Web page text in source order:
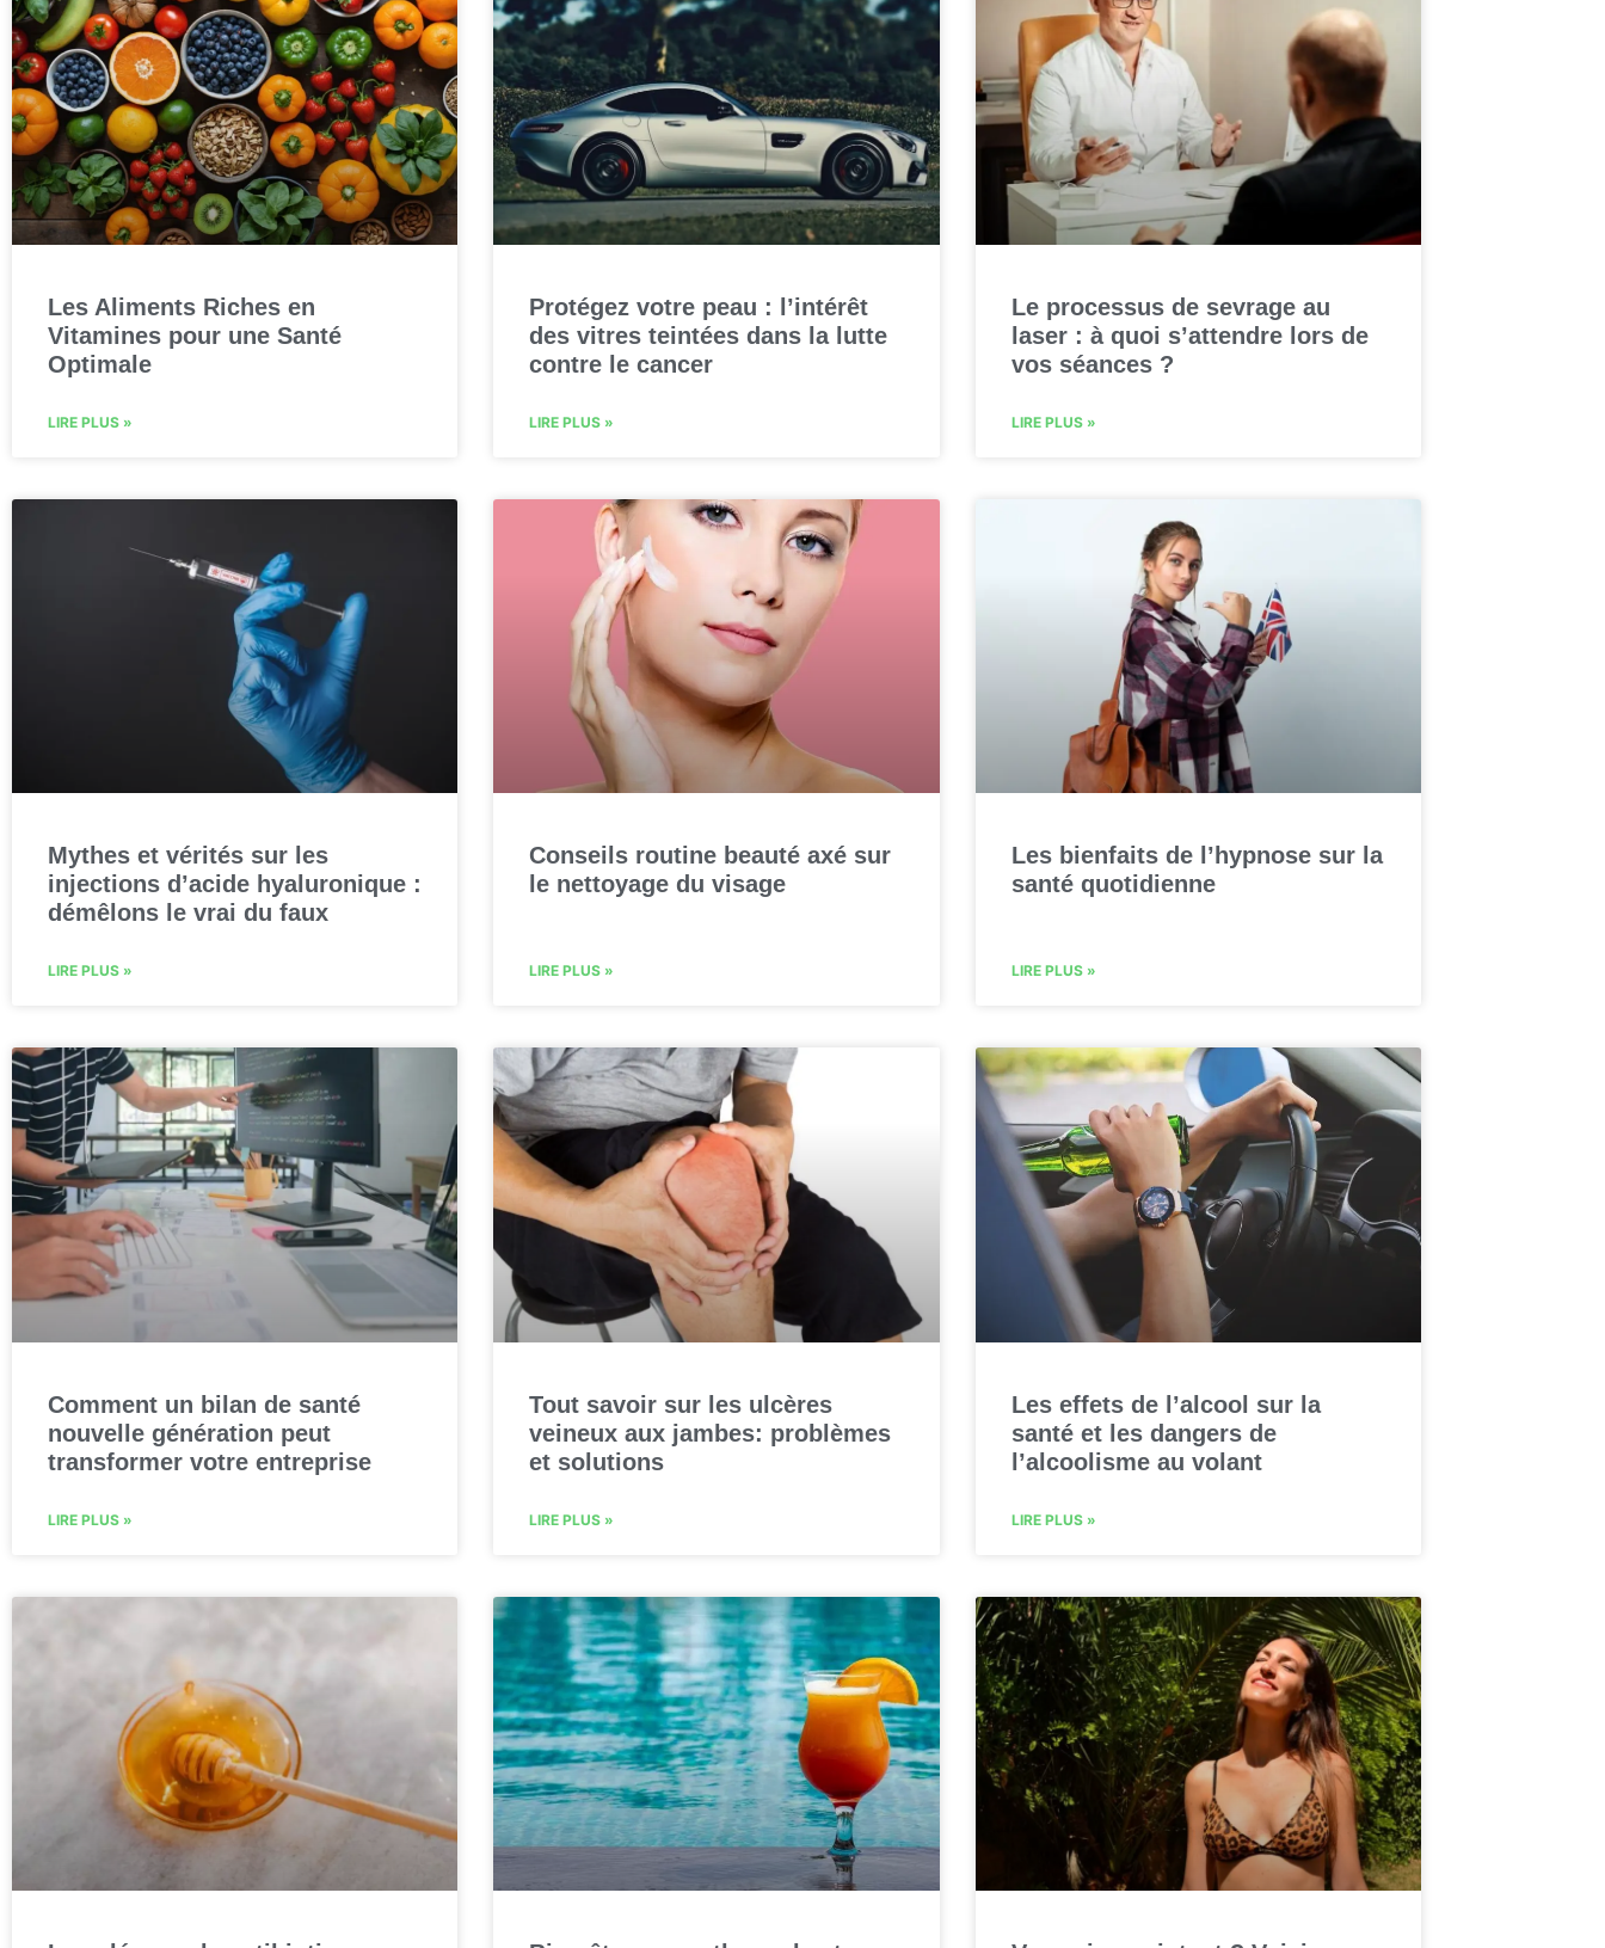
Les Aliments Riches en
Vitamines pour une Santé
Optimale
LIRE PLUS »
Protégez votre peau : l’intérêt
des vitres teintées dans la lutte
contre le cancer
LIRE PLUS »
Le processus de sevrage au
laser : à quoi s’attendre lors de
vos séances ?
LIRE PLUS »
Mythes et vérités sur les
injections d’acide hyaluronique :
démêlons le vrai du faux
LIRE PLUS »
Conseils routine beauté axé sur
le nettoyage du visage
LIRE PLUS »
Les bienfaits de l’hypnose sur la
santé quotidienne
LIRE PLUS »
Comment un bilan de santé
nouvelle génération peut
transformer votre entreprise
LIRE PLUS »
Tout savoir sur les ulcères
veineux aux jambes: problèmes
et solutions
LIRE PLUS »
Les effets de l’alcool sur la
santé et les dangers de
l’alcoolisme au volant
LIRE PLUS »